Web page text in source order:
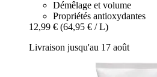
Démêlage et volume
Propriétés antioxydantes
12,99 € (64,95 € / L)
Livraison jusqu'au 17 août